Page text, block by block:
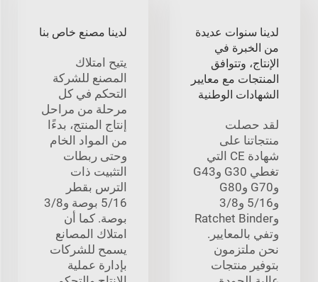
لدينا سنوات عديدة
من الخبرة في
الإنتاج، وتتوافق
المنتجات مع معايير
الشهادات الوطنية
لقد حصلت
منتجاتنا على
شهادة CE التي
تغطي G30 وG43
وG70 وG80
و5/16 و3/8
وRatchet Binder
وتفي بالمعايير.
نحن ملتزمون
بتوفير منتجات
لدينا مصنع خاص بنا
يتيح امتلاك
المصنع للشركة
التحكم في كل
مرحلة من مراحل
إنتاج المنتج، بدءًا
من المواد الخام
وحتى ربطات
التثبيت ذات
الترس بقطر
5/16 بوصة و3/8
بوصة. كما أن
امتلاك المصانع
يسمح للشركات
بإدارة عملية